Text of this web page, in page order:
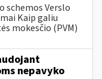
schemos Verslo
Kaip galiu
mokesčio (PVM)
nepavyko